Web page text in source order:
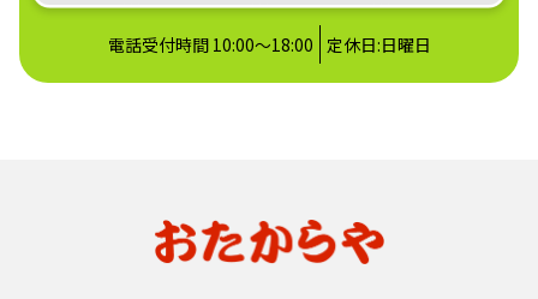
電話受付時間 10:00～18:00 定休日:日曜日